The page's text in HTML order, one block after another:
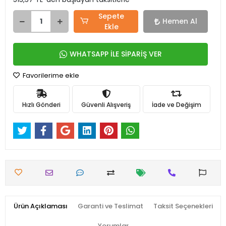
Sepete
Ekle
Hemen Al
WHATSAPP İLE SİPARİŞ VER
Favorilerime ekle
Hızlı Gönderi Güvenli Alışveriş İade ve Değişim
Ürün Açıklaması Garanti ve Teslimat Taksit Seçenekleri